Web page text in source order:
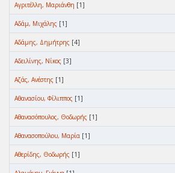
Αγριτέλλη, Μαριάνθη [1]
Αδάμ, Μιχάλης [1]
Αδάμης, Δημήτρης [4]
Αδειλίνης, Νίκος [3]
Αζάς, Ανέστης [1]
Αθανασίου, Φίλιππος [1]
Αθανασόπουλος, Θοδωρής [1]
Αθανασοπούλου, Μαρία [1]
Αθερίδης, Θοδωρής [1]